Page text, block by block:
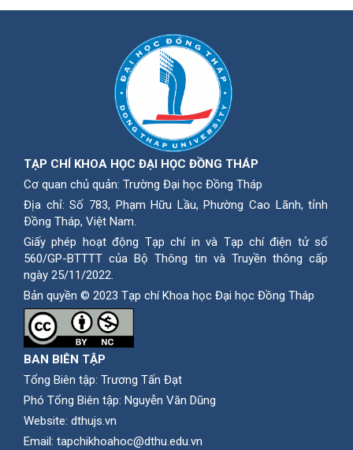
TẠP CHÍ KHOA HỌC ĐẠI HỌC ĐỒNG THÁP
Cơ quan chủ quản: Trường Đại học Đồng Tháp
Địa chỉ: Số 783, Phạm Hữu Lầu, Phường Cao Lãnh, tỉnh
Ðồng Tháp, Việt Nam.
Giấy phép hoạt động Tạp chí in và Tạp chí điện tử số
560/GP-BTTTT của Bộ Thông tin và Truyền thông cấp
ngày 25/11/2022.
Bản quyền © 2023 Tạp chí Khoa học Đại học Đồng Tháp
BAN BIÊN TẬP
Tổng Biên tập: Trương Tấn Đạt
Phó Tổng Biên tập: Nguyễn Văn Dũng
Website: dthujs.vn
Email: tapchikhoahoc@dthu.edu.vn